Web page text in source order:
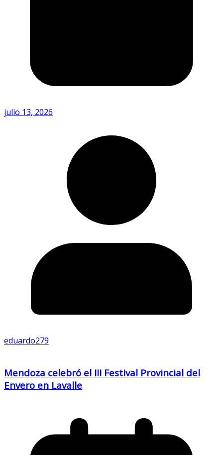
julio 13, 2026
eduardo279
Mendoza celebró el III Festival Provincial del
Envero en Lavalle